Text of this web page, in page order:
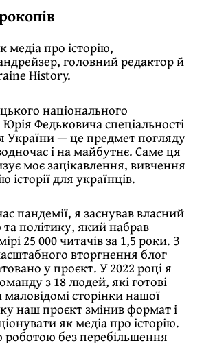
медіа про історію,
головний редактор й
History.
національного
Федьковича спеціальності
України — це предмет погляду
і на майбутнє. Саме ця
моє зацікавлення, вивчення
історії для українців.
пандемії, я заснував власний
та політику, який набрав
25 000 читачів за 1,5 роки. З
вторгнення блог
у проєкт. У 2022 році я
з 18 людей, які готові
сторінки нашої
наш проєкт змінив формат і
як медіа про історію.
роботою без перебільшення